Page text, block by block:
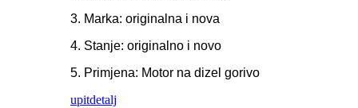
3. Marka: originalna i nova
4. Stanje: originalno i novo
5. Primjena: Motor na dizel gorivo
upitdetalj